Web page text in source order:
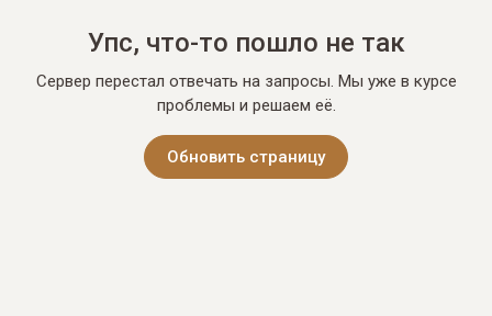
Упс, что-то пошло не так
Сервер перестал отвечать на запросы. Мы уже в курсе
проблемы и решаем её.
Обновить страницу